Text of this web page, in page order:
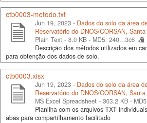
ctb0003-metodo.txt
Jun 19, 2023 - Dados do solo da área
Reservatório do DNOS/CORSAN,
Plain Text - 8.0 KB - MD5: 240...3c6
Descrição dos métodos utilizados em
para obtenção dos dados de solo.
ctb0003.xlsx
Jun 19, 2023 - Dados do solo da área
Reservatório do DNOS/CORSAN,
MS Excel Spreadsheet - 363.2 KB -
Planilha com os arquivos TXT
abas para compartilhamento facilitado